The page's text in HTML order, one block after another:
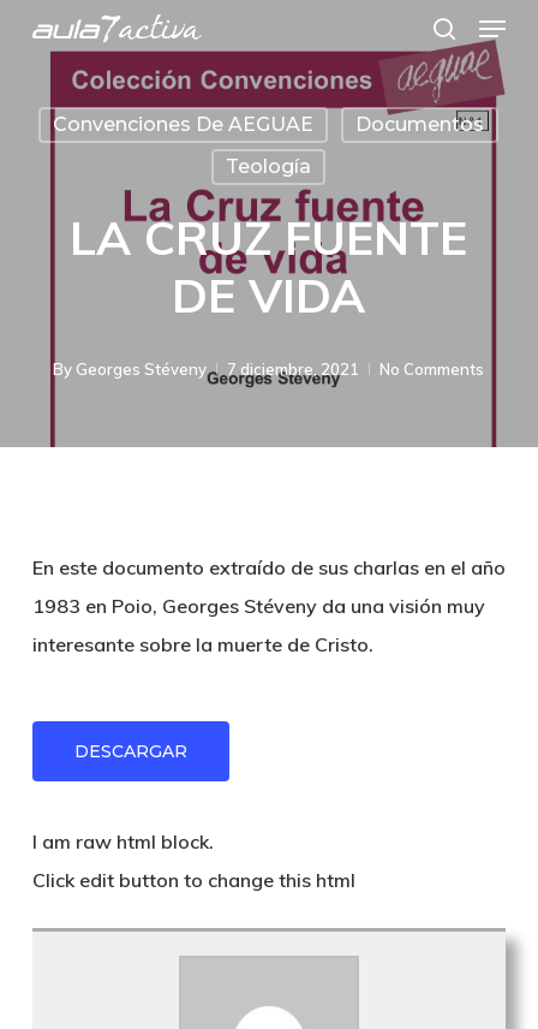
content
search
Menu
Convenciones De AEGUAE
Documentos
Teología
LA CRUZ FUENTE
DE VIDA
By Georges Stéveny 7 diciembre, 2021 No Comments
En este documento extraído de sus charlas en el año
1983 en Poio, Georges Stéveny da una visión muy
interesante sobre la muerte de Cristo.
DESCARGAR
I am raw html block.
Click edit button to change this html